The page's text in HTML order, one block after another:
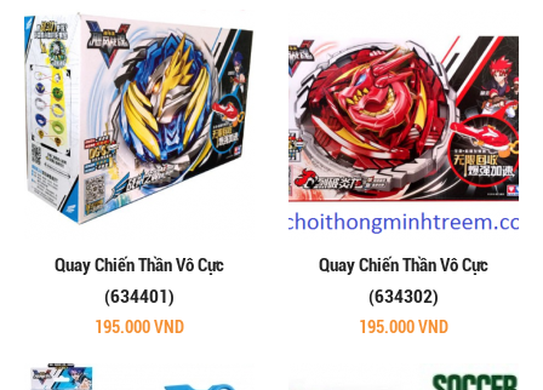
Quay Chiến Thần Vô Cực
(634401)
195.000 VND
Quay Chiến Thần Vô Cực
(634302)
195.000 VND